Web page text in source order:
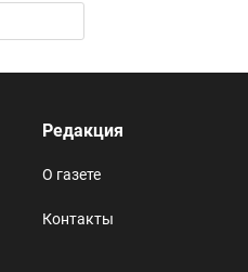
Редакция
О газете
Контакты